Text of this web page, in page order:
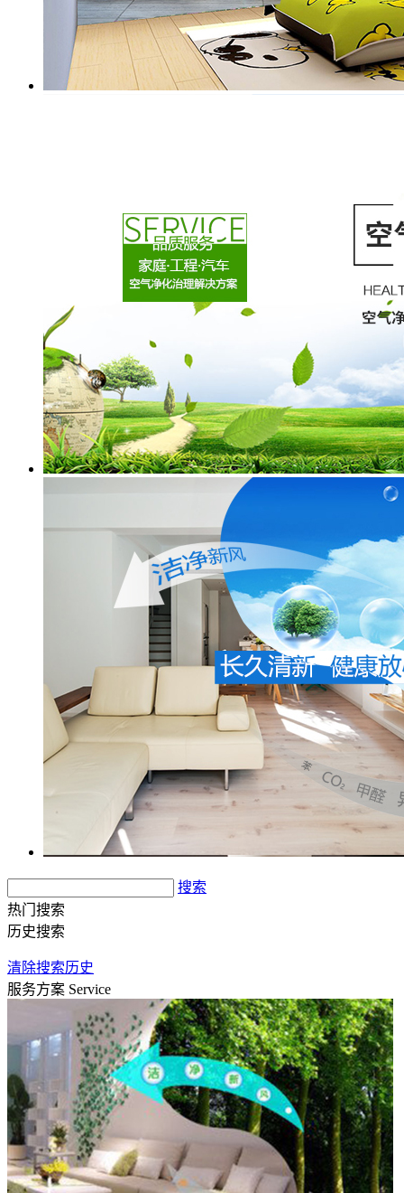
搜索
热门搜索
历史搜索
清除搜索历史
服务方案 Service